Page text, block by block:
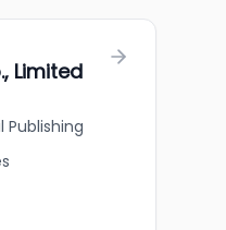
Limited
Publishing